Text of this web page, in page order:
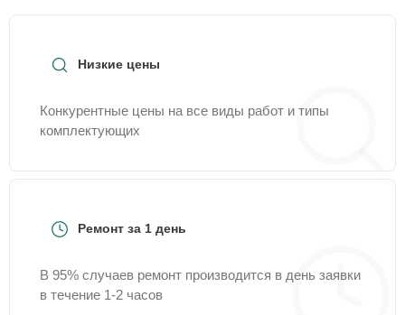
Низкие цены
Конкурентные цены на все виды работ и типы
комплектующих
Ремонт за 1 день
В 95% случаев ремонт производится в день заявки
в течение 1-2 часов